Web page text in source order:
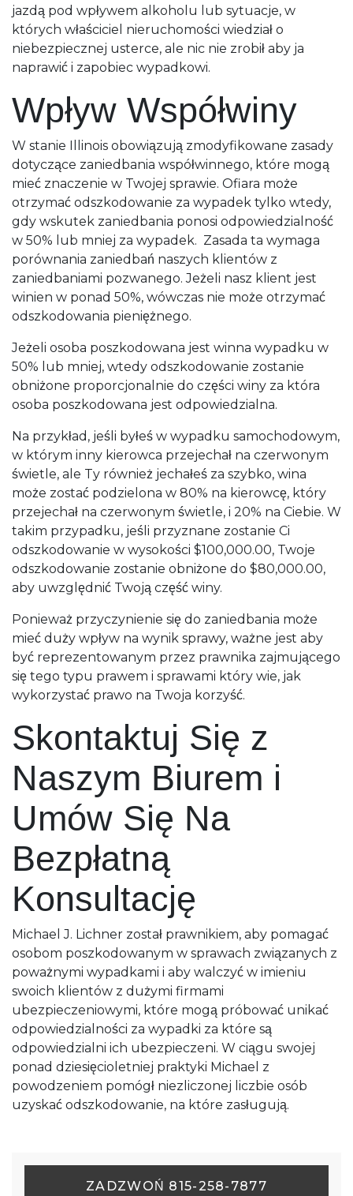
jazdą pod wpływem alkoholu lub sytuacje, w
których właściciel nieruchomości wiedział o
niebezpiecznej usterce, ale nic nie zrobił aby ja
naprawić i zapobiec wypadkowi.
Wpływ Współwiny
W stanie Illinois obowiązują zmodyfikowane zasady
dotyczące zaniedbania współwinnego, które mogą
mieć znaczenie w Twojej sprawie. Ofiara może
otrzymać odszkodowanie za wypadek tylko wtedy,
gdy wskutek zaniedbania ponosi odpowiedzialność
w 50% lub mniej za wypadek. Zasada ta wymaga
porównania zaniedbań naszych klientów z
zaniedbaniami pozwanego. Jeżeli nasz klient jest
winien w ponad 50%, wówczas nie może otrzymać
odszkodowania pieniężnego.
Jeżeli osoba poszkodowana jest winna wypadku w
50% lub mniej, wtedy odszkodowanie zostanie
obniżone proporcjonalnie do części winy za która
osoba poszkodowana jest odpowiedzialna.
Na przykład, jeśli byłeś w wypadku samochodowym,
w którym inny kierowca przejechał na czerwonym
świetle, ale Ty również jechałeś za szybko, wina
może zostać podzielona w 80% na kierowcę, który
przejechał na czerwonym świetle, i 20% na Ciebie. W
takim przypadku, jeśli przyznane zostanie Ci
odszkodowanie w wysokości $100,000.00, Twoje
odszkodowanie zostanie obniżone do $80,000.00,
aby uwzględnić Twoją część winy.
Ponieważ przyczynienie się do zaniedbania może
mieć duży wpływ na wynik sprawy, ważne jest aby
być reprezentowanym przez prawnika zajmującego
się tego typu prawem i sprawami który wie, jak
wykorzystać prawo na Twoja korzyść.
Skontaktuj Się z
Naszym Biurem i
Umów Się Na
Bezpłatną
Konsultację
Michael J. Lichner został prawnikiem, aby pomagać
osobom poszkodowanym w sprawach związanych z
poważnymi wypadkami i aby walczyć w imieniu
swoich klientów z dużymi firmami
ubezpieczeniowymi, które mogą próbować unikać
odpowiedzialności za wypadki za które są
odpowiedzialni ich ubezpieczeni. W ciągu swojej
ponad dziesięcioletniej praktyki Michael z
powodzeniem pomógł niezliczonej liczbie osób
uzyskać odszkodowanie, na które zasługują.
ZADZWOŃ 815-258-7877